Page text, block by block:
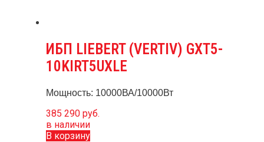
ИБП LIEBERT (VERTIV) GXT5-
10KIRT5UXLE
Мощность: 10000ВА/10000Вт
385 290 руб.
в наличии
В корзину